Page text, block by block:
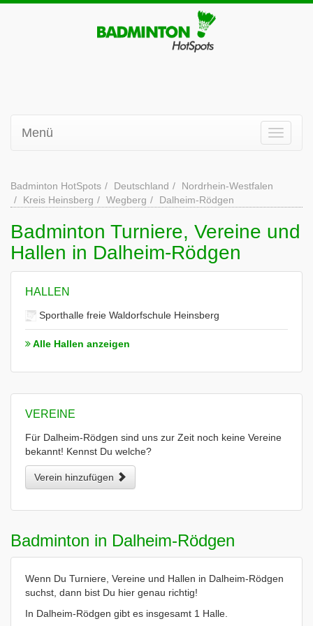
Menü
Badminton HotSpots Deutschland
Nordrhein-Westfalen
Kreis Heinsberg
Wegberg Dalheim-Rödgen
Badminton Turniere, Vereine und
Hallen in Dalheim-Rödgen
HALLEN
Sporthalle freie Waldorfschule Heinsberg
Alle Hallen anzeigen
VEREINE
Für Dalheim-Rödgen sind uns zur Zeit noch keine Vereine
bekannt! Kennst Du welche?
Verein hinzufügen
Badminton in Dalheim-Rödgen
Wenn Du Turniere, Vereine und Hallen in Dalheim-Rödgen
suchst, dann bist Du hier genau richtig!
In Dalheim-Rödgen gibt es insgesamt 1 Halle.